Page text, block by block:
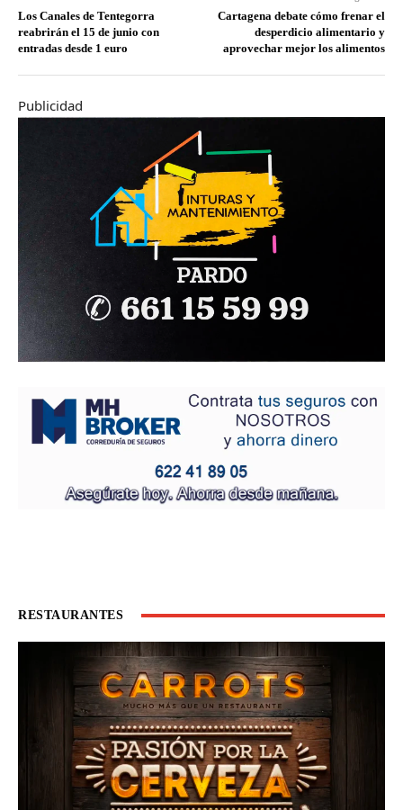
Los Canales de Tentegorra
reabrirán el 15 de junio con
entradas desde 1 euro
Cartagena debate cómo frenar el
desperdicio alimentario y
aprovechar mejor los alimentos
Publicidad
RESTAURANTES